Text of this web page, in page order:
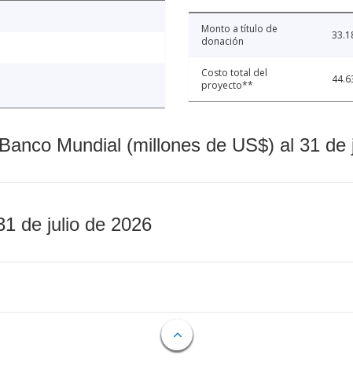
Monto a título de
donación
Costo total del
proyecto**
Mundial (millones de US$) al 31 de
de julio de 2026